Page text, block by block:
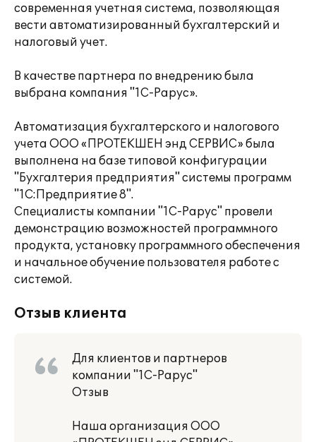
современная учетная система, позволяющая
вести автоматизированный бухгалтерский и
налоговый учет.
В качестве партнера по внедрению была
выбрана компания "1С-Рарус».
Автоматизация бухгалтерского и налогового
учета ООО «ПРОТЕКШЕН энд СЕРВИС» была
выполнена на базе типовой конфигурации
"Бухгалтерия предприятия" системы программ
"1С:Предприятие 8".
Специалисты компании "1С-Рарус" провели
демонстрацию возможностей программного
продукта, установку программного обеспечения
и начальное обучение пользователя работе с
системой.
Отзыв клиента
Для клиентов и партнеров
компании "1С-Рарус"
Отзыв
Наша организация ООО